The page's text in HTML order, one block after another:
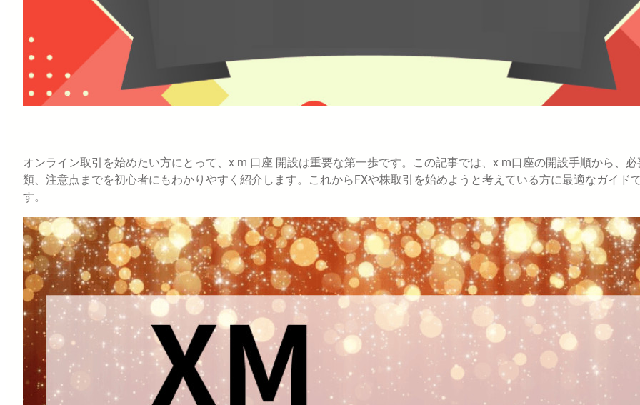
オンライン取引を始めたい方にとって、x m 口座 開設は重要な第一歩です。この記事では、x m口座の開設手順から、必
類、注意点までを初心者にもわかりやすく紹介します。これからFXや株取引を始めようと考えている方に最適なガイド
す。